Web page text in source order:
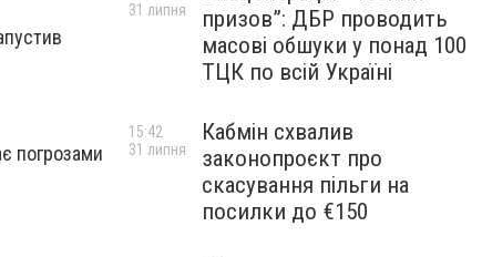
погрозами
призов”: ДБР проводить
масові обшуки у понад 100
ТЦК по всій Україні
31 липня
Кабмін схвалив
законопроєкт про
скасування пільги на
посилки до €150
15:42
31 липня